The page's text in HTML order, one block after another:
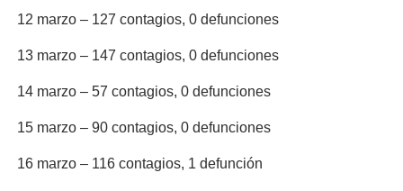
12 marzo – 127 contagios, 0 defunciones
13 marzo – 147 contagios, 0 defunciones
14 marzo – 57 contagios, 0 defunciones
15 marzo – 90 contagios, 0 defunciones
16 marzo – 116 contagios, 1 defunción